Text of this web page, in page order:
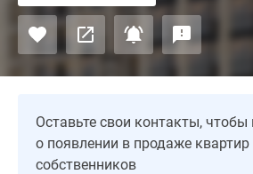
вблизи
Октябрьской
набережной.
Застройщиком
строительный
холдинг
«Сенатор»,
Оставьте свои контакты,
о появлении в продаже квартир
собственников